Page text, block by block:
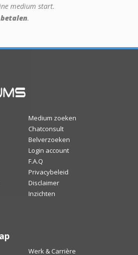
medium start.
.
Medium zoeken
Chatconsult
Belverzoeken
Login account
F.A.Q
Privacybeleid
Disclaimer
Inzichten
Werk & Carrière